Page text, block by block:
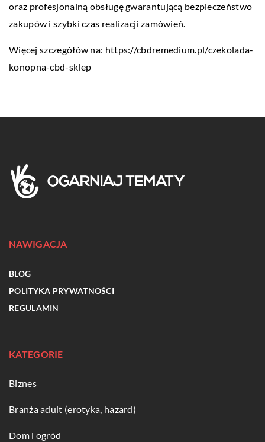
oraz profesjonalną obsługę gwarantującą bezpieczeństwo
zakupów i szybki czas realizacji zamówień.
Więcej szczegółów na: https://cbdremedium.pl/czekolada-
konopna-cbd-sklep
NAWIGACJA
BLOG
POLITYKA PRYWATNOŚCI
REGULAMIN
KATEGORIE
Biznes
Branża adult (erotyka, hazard)
Dom i ogród